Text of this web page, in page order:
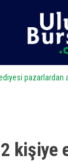
pazarlardan
kişiye